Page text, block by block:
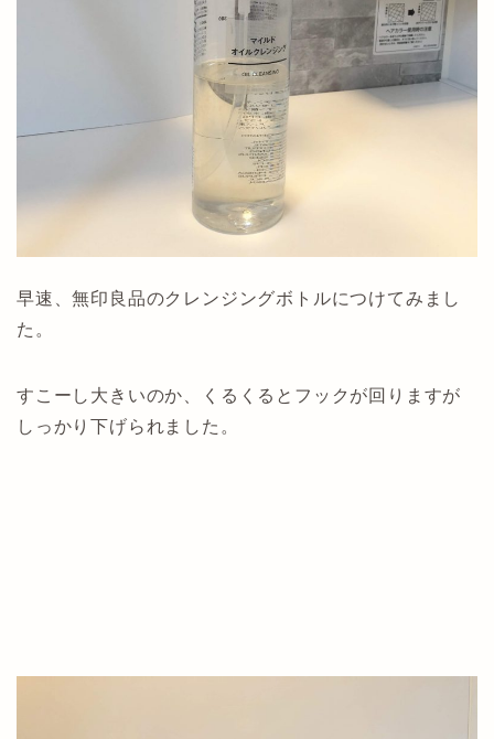
早速、無印良品のクレンジングボトルにつけてみまし
た。
すこーし大きいのか、くるくるとフックが回りますが
しっかり下げられました。